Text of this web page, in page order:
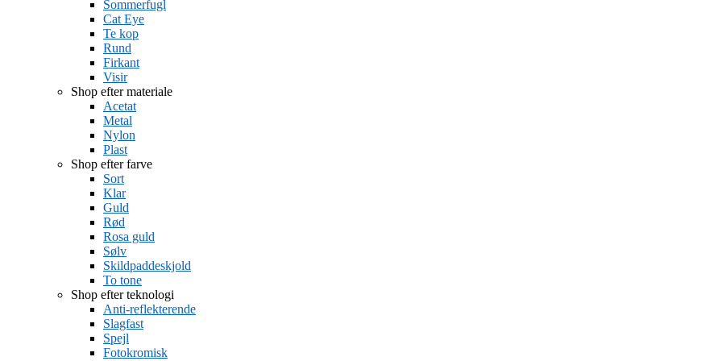
Sommerfugl
Cat Eye
Te kop
Rund
Firkant
Visir
Shop efter materiale
Acetat
Metal
Nylon
Plast
Shop efter farve
Sort
Klar
Guld
Rød
Rosa guld
Sølv
Skildpaddeskjold
To tone
Shop efter teknologi
Anti-reflekterende
Slagfast
Spejl
Fotokromisk